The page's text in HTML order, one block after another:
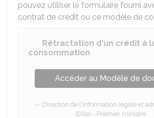
pouvez utiliser le formulaire fourni
contrat de crédit ou ce modèle de
Rétractation d'un crédit à
consommation
Accéder au Modèle de
Direction de l'information légale et
(Dila) - Premier ministre